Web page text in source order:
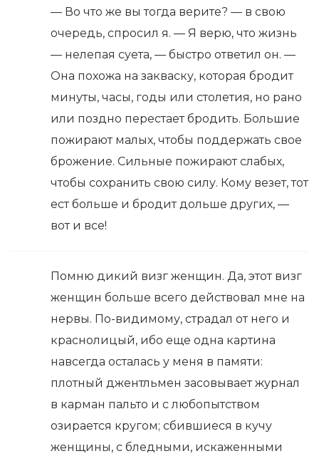
— Во что же вы тогда верите? — в свою
очередь, спросил я. — Я верю, что жизнь
— нелепая суета, — быстро ответил он. —
Она похожа на закваску, которая бродит
минуты, часы, годы или столетия, но рано
или поздно перестает бродить. Большие
пожирают малых, чтобы поддержать свое
брожение. Сильные пожирают слабых,
чтобы сохранить свою силу. Кому везет, тот
ест больше и бродит дольше других, —
вот и все!
Помню дикий визг женщин. Да, этот визг
женщин больше всего действовал мне на
нервы. По-видимому, страдал от него и
краснолицый, ибо еще одна картина
навсегда осталась у меня в памяти:
плотный джентльмен засовывает журнал
в карман пальто и с любопытством
озирается кругом; сбившиеся в кучу
женщины, с бледными, искаженными